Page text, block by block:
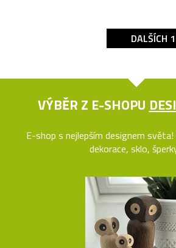
DALŠÍCH
VÝBĚR Z E-SHOPU
E-shop s nejlepším designem
dekorace, sklo,